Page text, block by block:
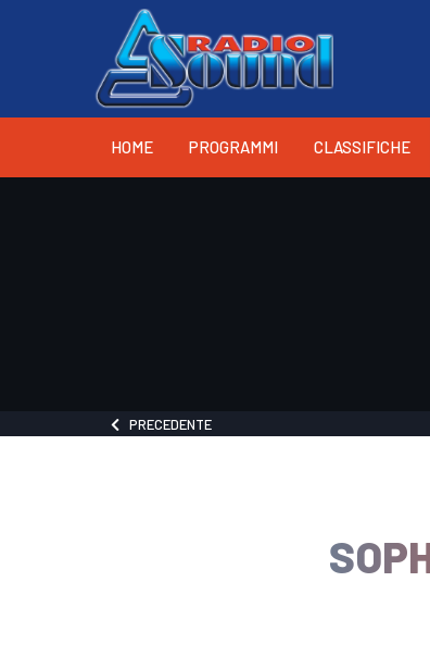
HOME PROGRAMMI CLASSIFICHE
PRECEDENTE